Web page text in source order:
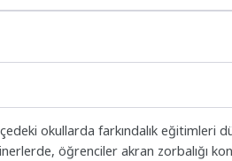
okullarda farkındalık eğitimleri
öğrenciler akran zorbalığı